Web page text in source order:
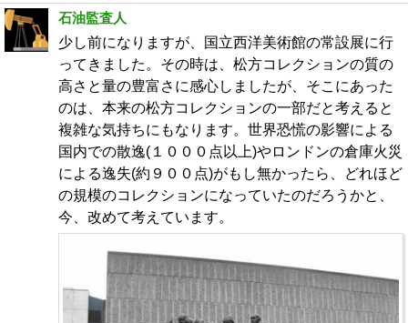
石油監査人
少し前になりますが、国立西洋美術館の常設展に行
ってきました。その時は、松方コレクションの質の
高さと量の豊富さに感心しましたが、そこにあった
のは、本来の松方コレクションの一部だと考えると
複雑な気持ちにもなります。世界恐慌の影響による
国内での散逸(１０００点以上)やロンドンの倉庫火災
による逸失(約９００点)がもし無かったら、どれほど
の規模のコレクションになっていたのだろうかと、
今、改めて考えています。